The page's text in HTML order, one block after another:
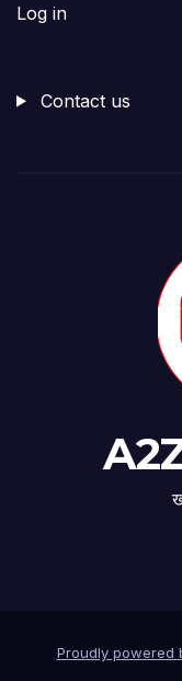
Log in
Contact us
Proudly powered